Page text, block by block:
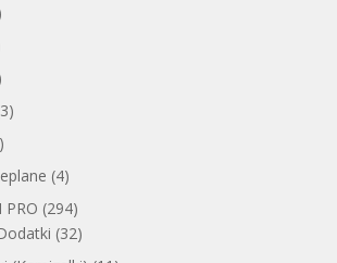
(4)
PRO (294)
(32)